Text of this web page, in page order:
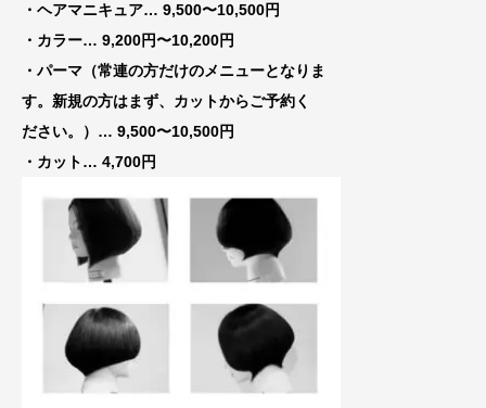
・ヘアマニキュア… 9,500〜10,500円
・カラー… 9,200円〜10,200円
・パーマ（常連の方だけのメニューとなりま
す。新規の方はまず、カットからご予約く
ださい。）… 9,500〜10,500円
・カット… 4,700円